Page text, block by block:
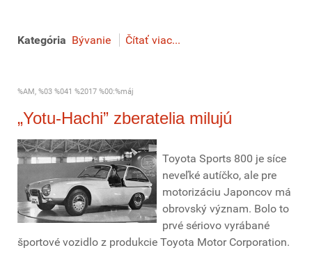
Kategória Bývanie Čítať viac...
%AM, %03 %041 %2017 %00:%máj
„Yotu-Hachi” zberatelia milujú
Toyota Sports 800 je síce
neveľké autíčko, ale pre
motorizáciu Japoncov má
obrovský význam. Bolo to
prvé sériovo vyrábané
športové vozidlo z produkcie Toyota Motor Corporation.